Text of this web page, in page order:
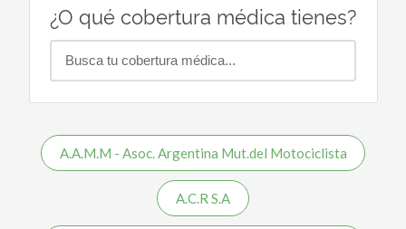
¿O qué cobertura médica tienes?
A.A.M.M - Asoc. Argentina Mut.del Motociclista
A.C.R S.A